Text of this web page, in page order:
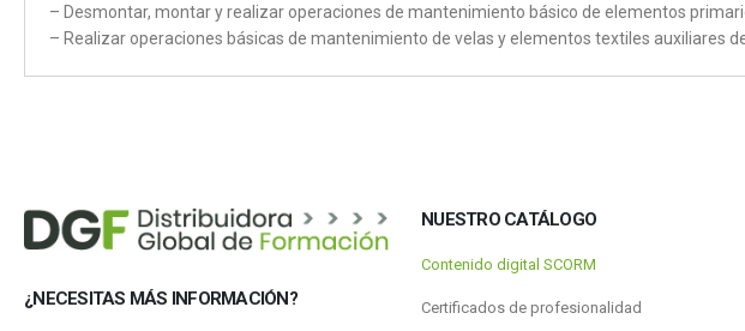
– Desmontar, montar y realizar operaciones de mantenimiento básico de elementos
– Realizar operaciones básicas de mantenimiento de velas y elementos textiles auxiliares
¿NECESITAS MÁS INFORMACIÓN?
NUESTRO CATÁLOGO
Contenido digital SCORM
Certificados de profesionalidad